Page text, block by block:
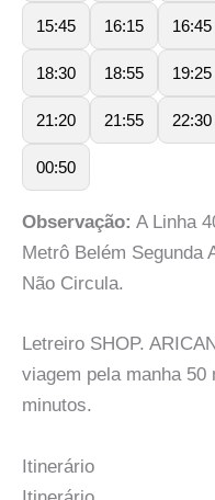
15:45 16:15 16:45
18:30 18:55 19:25
21:20 21:55 22:30
00:50
Observação: A Linha
Metrô Belém Segunda
Não Circula.
Letreiro SHOP.
viagem pela manha
minutos.
Itinerário